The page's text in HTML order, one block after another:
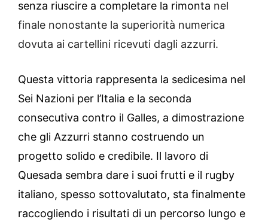
senza riuscire a completare la rimonta nel
finale nonostante la superiorità numerica
dovuta ai cartellini ricevuti dagli azzurri.
Questa vittoria rappresenta la sedicesima nel
Sei Nazioni per l’Italia e la seconda
consecutiva contro il Galles, a dimostrazione
che gli Azzurri stanno costruendo un
progetto solido e credibile. Il lavoro di
Quesada sembra dare i suoi frutti e il rugby
italiano, spesso sottovalutato, sta finalmente
raccogliendo i risultati di un percorso lungo e